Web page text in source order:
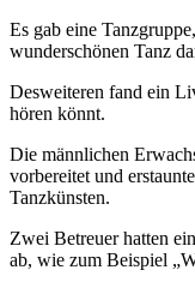
Es gab eine
wunderschönen Tanz
Desweiteren fand ein
hören könnt.
Die männlichen
vorbereitet und
Tanzkünsten.
Zwei Betreuer hatten
ab, wie zum Beispiel